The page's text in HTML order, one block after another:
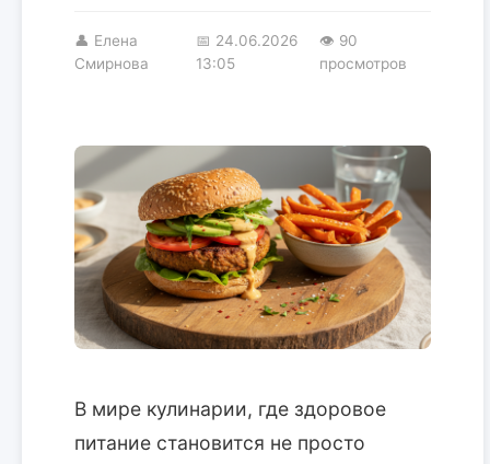
👤 Елена
Смирнова
📅 24.06.2026
13:05
👁 90
просмотров
В мире кулинарии, где здоровое
питание становится не просто